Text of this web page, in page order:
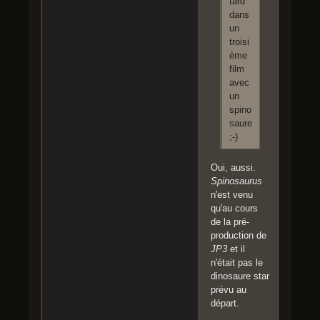
dans
un
troisi
ème
film
avec
un
spino
saure
;-)
Oui, aussi.
Spinosaurus
n'est venu
qu'au cours
de la pré-
production de
JP3 et il
n'était pas le
dinosaure star
prévu au
départ.